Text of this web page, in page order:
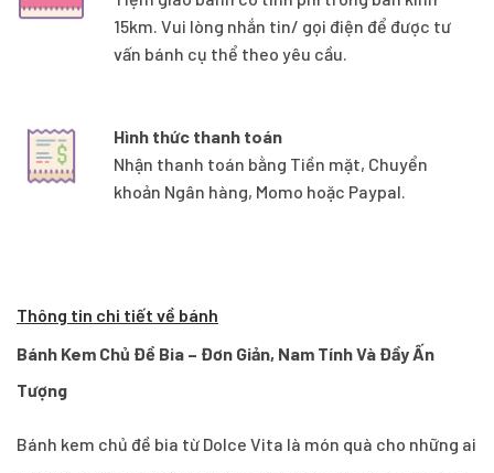
15km. Vui lòng nhắn tin/ gọi điện để được tư
vấn bánh cụ thể theo yêu cầu.
Hình thức thanh toán
Nhận thanh toán bằng Tiền mặt, Chuyển
khoản Ngân hàng, Momo hoặc Paypal.
Thông tin chi tiết về bánh
Bánh Kem Chủ Đề Bia – Đơn Giản, Nam Tính Và Đầy Ấn
Tượng
Bánh kem chủ đề bia từ Dolce Vita là món quà cho những ai